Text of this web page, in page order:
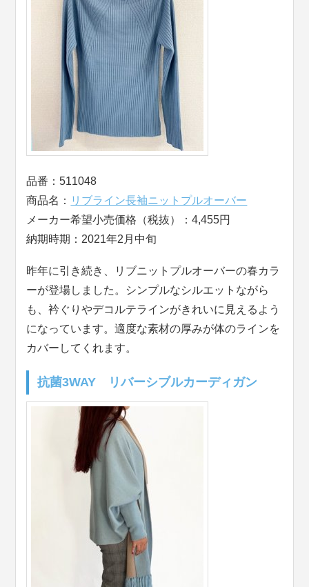
品番：511048
商品名： リブライン長袖ニットプルオーバー
メーカー希望小売価格（税抜）：4,455円
納期時期：2021年2月中旬
昨年に引き続き、リブニットプルオーバーの春カラ
ーが登場しました。シンプルなシルエットながら
も、衿ぐりやデコルテラインがきれいに見えるよう
になっています。適度な素材の厚みが体のラインを
カバーしてくれます。
抗菌3WAY リバーシブルカーディガン